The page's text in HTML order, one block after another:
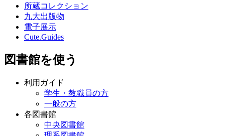
所蔵コレクション
九大出版物
電子展示
Cute.Guides
図書館を使う
利用ガイド
学生・教職員の方
一般の方
各図書館
中央図書館